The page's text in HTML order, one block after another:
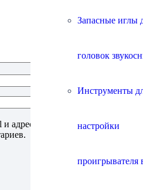
Запасные иглы
головок
Инструменты
настройки
проигрывателя
адрес сайта в этом браузере для